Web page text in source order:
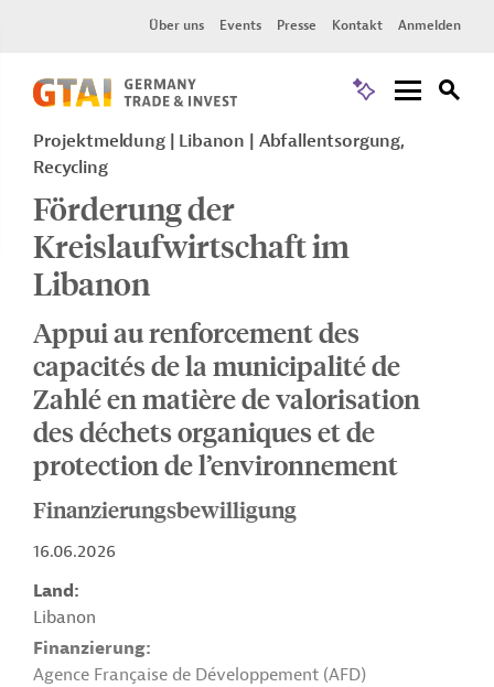
Über uns Events Presse Kontakt Anmelden
Projektmeldung Libanon
Abfallentsorgung,
Recycling
Förderung der
Kreislaufwirtschaft im
Libanon
Appui au renforcement des
capacités de la municipalité de
Zahlé en matière de valorisation
des déchets organiques et de
protection de l’environnement
Finanzierungsbewilligung
16.06.2026
Land
Libanon
Finanzierung
Agence Française de Développement (AFD)